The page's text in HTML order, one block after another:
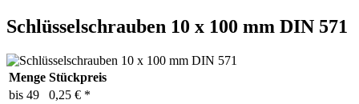
Schlüsselschrauben 10 x 100 mm DIN 571
Menge Stückpreis
bis 49
0,25 € *